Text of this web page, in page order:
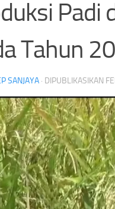
Padi
Tahun
SANJAYA · DIPUBLIKASIKAN
Indonesia Mulai Produksi Kapal
Scorpene,Pacu Kemandirian